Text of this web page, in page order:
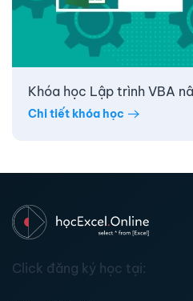
Khóa học Lập trình VBA
Chi tiết khóa học
Click đăng ký học tại: